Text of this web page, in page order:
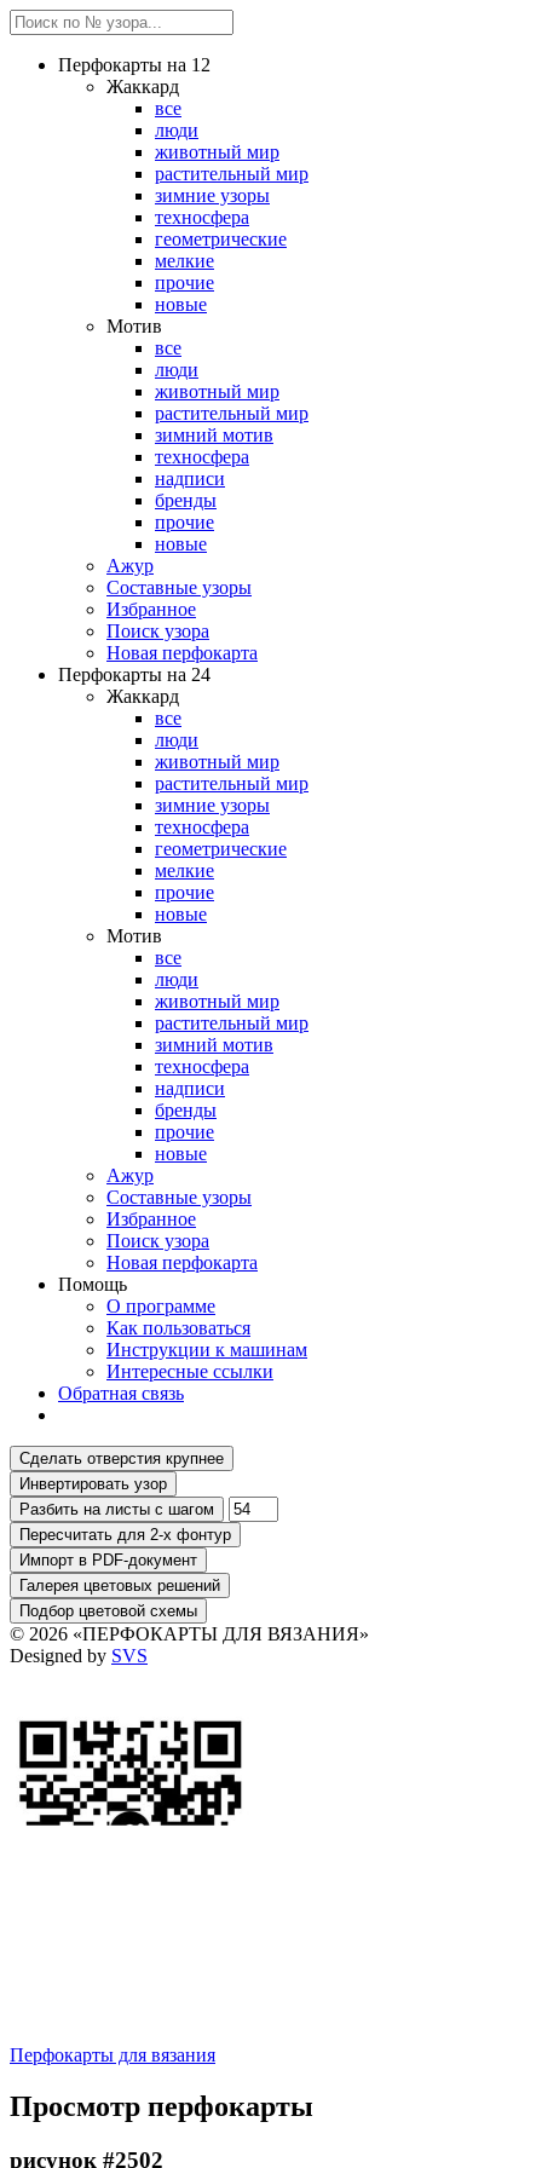
Перфокарты на 12
Жаккард
все
люди
животный мир
растительный мир
зимние узоры
техносфера
геометрические
мелкие
прочие
новые
Мотив
все
люди
животный мир
растительный мир
зимний мотив
техносфера
надписи
бренды
прочие
новые
Ажур
Составные узоры
Избранное
Поиск узора
Новая перфокарта
Перфокарты на 24
Жаккард
все
люди
животный мир
растительный мир
зимние узоры
техносфера
геометрические
мелкие
прочие
новые
Мотив
все
люди
животный мир
растительный мир
зимний мотив
техносфера
надписи
бренды
прочие
новые
Ажур
Составные узоры
Избранное
Поиск узора
Новая перфокарта
Помощь
О программе
Как пользоваться
Инструкции к машинам
Интересные ссылки
Обратная связь
© 2026 «ПЕРФОКАРТЫ ДЛЯ ВЯЗАНИЯ»
Designed by SVS
Перфокарты для вязания
Просмотр перфокарты
рисунок #2502